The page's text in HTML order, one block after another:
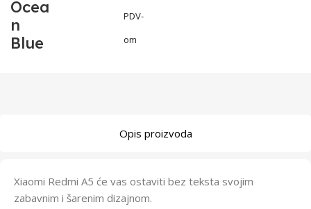
Ocea
n
Blue
PDV-
om
Opis proizvoda
Xiaomi Redmi A5 će vas ostaviti bez teksta svojim
zabavnim i šarenim dizajnom.